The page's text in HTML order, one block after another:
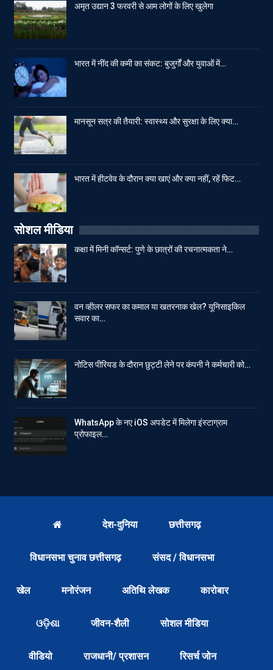
अमृत उद्यान 3 फरवरी से आम लोगों के लिए खुलेगा
भारत में नींद की कमी का संकट: बुजुर्गों और युवाओं में…
मानसून सत्र की तैयारी: स्वास्थ्य और सुरक्षा के लिए क्या…
भारत में हीटवेव के दौरान क्या खाएं और क्या नहीं, रहें फिट…
सोशल मीडिया
कक्षा में मिनी कॉन्सर्ट: पुणे के छात्रों की रचनात्मकता ने…
वन व्हीलर सफर का कमाल या खतरनाक खेल? यूनिसाइकिल
सवार का…
नोटिस पीरियड के दौरान छुट्टी लेने पर कंपनी ने कर्मचारी को…
WhatsApp के नए iOS अपडेट में मिलेगा इंस्टाग्राम
प्रोफाइल…
देश-दुनिया छत्तीसगढ़
विधानसभा चुनाव छत्तीसगढ़ संसद / विधानसभा
खेल मनोरंजन अतिथि लेखक कारोबार
ଓଡ଼ିଶା जीवन-शैली सोशल मीडिया
वीडियो राजधानी/ प्रशासन रिसर्च जोन